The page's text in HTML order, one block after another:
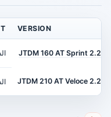
VERSION
2.2 JTDM 160 AT Sprint
2.2 JTDM 210 AT Veloce